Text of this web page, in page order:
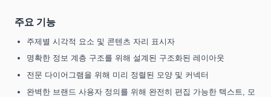
주요 기능
주제별 시각적 요소 및 콘텐츠 자리 표시자
명확한 정보 계층 구조를 위해 설계된 구조화된 레이아웃
전문 다이어그램을 위해 미리 정렬된 모양 및 커넥터
완벽한 브랜드 사용자 정의를 위해 완전히 편집 가능한 텍스트, 모